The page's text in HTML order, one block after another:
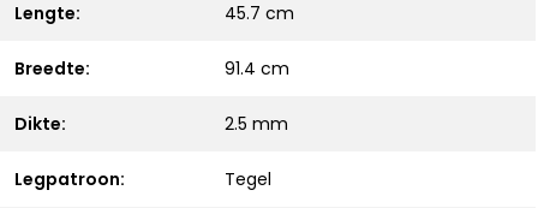
Lengte: 45.7 cm
Breedte: 91.4 cm
Dikte: 2.5 mm
Legpatroon: Tegel